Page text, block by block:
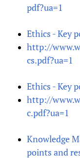
pdf?ua=1
Ethics - Key
http://
cs.pdf?ua=1
Ethics - Key
http://
c.pdf?ua=1
Knowledge
points and